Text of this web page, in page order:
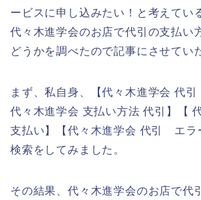
ービスに申し込みたい！と考えてい
代々木進学会のお店で代引の支払い
どうかを調べたので記事にさせてい
まず、私自身、【代々木進学会 代
代々木進学会 支払い方法 代引】【
支払い】【代々木進学会 代引 エラ
検索をしてみました。
その結果、代々木進学会のお店で代